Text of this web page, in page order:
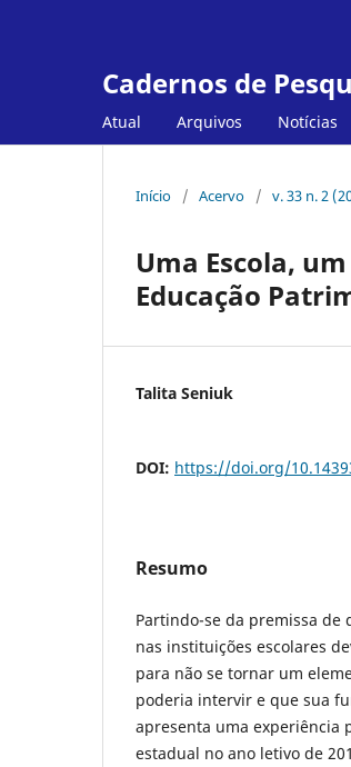
Cadernos de
Atual Arquivos Notícias
Início / Acervo / v. 33 n. 2
Uma Escola,
Educação
Talita Seniuk
DOI: https://doi.org/
Resumo
Partindo-se da premissa de
nas instituições escolares
para não se tornar um
poderia intervir e que sua
apresenta uma experiência
estadual no ano letivo de